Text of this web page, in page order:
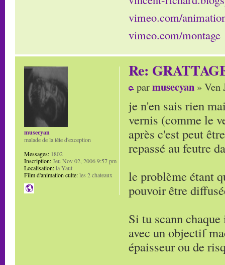
vimeo.com/
vimeo.com/montage
Re:
parmusecyan » Ven
je n'en sais rien
vernis (comme le
après c'est peut
repassé au feutre
le problème étant
pouvoir être
Si tu scann
avec un objectif
épaisseur ou de
musecyan
malade de la tête d'exception
Messages: 1802
Inscription:Jeu Nov 02, 2006 9:57 pm
Localisation:la Yaut
Film d'animation culte:les 2 chateaux